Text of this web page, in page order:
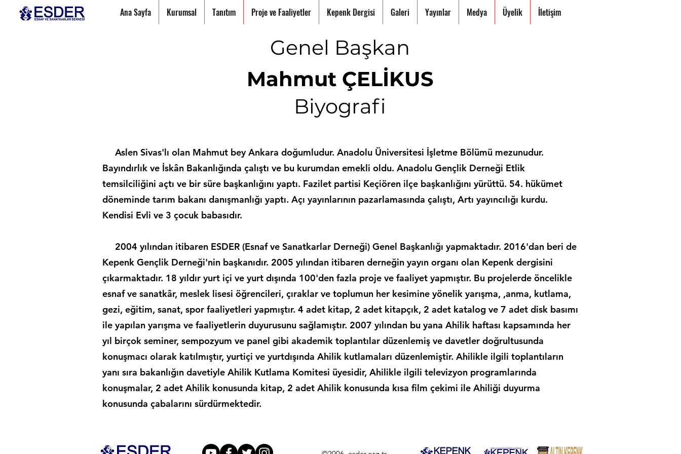
Ana Sayfa Kurumsal Tanıtım Proje ve Faaliyetler Kepenk Dergisi Galeri Yayınlar Medya Üyelik İletişim
Mahmut ÇELİKUS
Biyografi
Genel Başkan
Aslen Sivas'lı olan Mahmut bey Ankara doğumludur. Anadolu Üniversitesi İşletme Bölümü mezunudur.
Bayındırlık ve İskân Bakanlığında çalıştı ve bu kurumdan emekli oldu. Anadolu Gençlik Derneği Etlik
temsilciliğini açtı ve bir süre başkanlığını yaptı. Fazilet partisi Keçiören ilçe başkanlığını yürüttü. 54. hükümet
döneminde tarım bakanı danışmanlığı yaptı. Açı yayınlarının pazarlamasında çalıştı, Artı yayıncılığı kurdu.
Kendisi Evli ve 3 çocuk babasıdır.
2004 yılından itibaren ESDER (Esnaf ve Sanatkarlar Derneği) Genel Başkanlığı yapmaktadır. 2016'dan beri de
Kepenk Gençlik Derneği'nin başkanıdır. 2005 yılından itibaren derneğin yayın organı olan Kepenk dergisini
çıkarmaktadır. 18 yıldır yurt içi ve yurt dışında 100'den fazla proje ve faaliyet yapmıştır. Bu projelerde öncelikle
esnaf ve sanatkâr, meslek lisesi öğrencileri, çıraklar ve toplumun her kesimine yönelik yarışma, ,anma, kutlama,
gezi, eğitim, sanat, spor faaliyetleri yapmıştır. 4 adet kitap, 2 adet kitapçık, 2 adet katalog ve 7 adet disk basımı
ile yapılan yarışma ve faaliyetlerin duyurusunu sağlamıştır. 2007 yılından bu yana Ahilik haftası kapsamında her
yıl birçok seminer, sempozyum ve panel gibi akademik toplantılar düzenlemiş ve davetler doğrultusunda
konuşmacı olarak katılmıştır, yurtiçi ve yurtdışında Ahilik kutlamaları düzenlemiştir. Ahilikle ilgili toplantıların
yanı sıra bakanlığın davetiyle Ahilik Kutlama Komitesi üyesidir, Ahilikle ilgili televizyon programlarında
konuşmalar, 2 adet Ahilik konusunda kitap, 2 adet Ahilik konusunda kısa film çekimi ile Ahiliği duyurma
konusunda çabalarını sürdürmektedir.